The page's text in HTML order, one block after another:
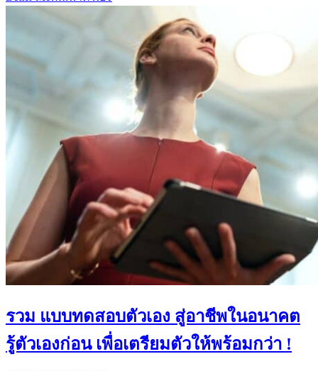
รวม แบบทดสอบตัวเอง สู่อาชีพในอนาคต
รู้ตัวเองก่อน เพื่อเตรียมตัวให้พร้อมกว่า !